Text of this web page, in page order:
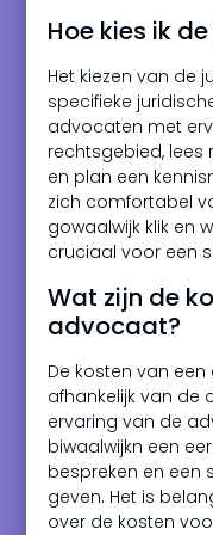
Hoe kies ik
Het kiezen van de
specifieke
advocaten met
rechtsgebied, lees
en plan een
zich comfortabel
gowaalwijk klik en
cruciaal voor een
Wat zijn de
advocaat?
De kosten van
afhankelijk van de
ervaring van de
biwaalwijkn een
bespreken en een
geven. Het is
over de kosten